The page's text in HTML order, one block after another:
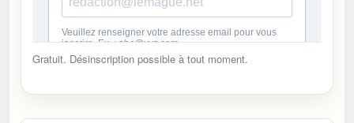
Gratuit. Désinscription possible à tout moment.